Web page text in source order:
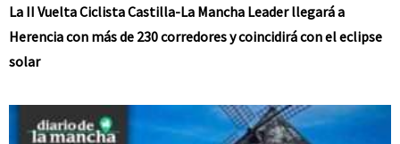
La II Vuelta Ciclista Castilla-La Mancha Leader llegará a
Herencia con más de 230 corredores y coincidirá con el eclipse
solar